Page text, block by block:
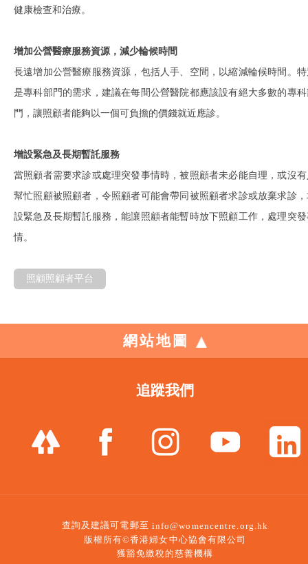
健康檢查和治療。
增加公營醫療服務資源，減少輪候時間
長遠增加公營醫療服務資源，包括人手、空間，以縮減輪候時間。
是專科部門的需求，建議在每間公營醫院都應該設有絕大多數的專
門，讓照顧者能夠以一個可負擔的價錢就近應診。
增設緊急及長期暫託服務
當照顧者需要求診或處理突發事情時，被照顧者未必能自理，或沒
幫忙照顧被照顧者，令照顧者可能會帶同被照顧者求診或放棄求診
設緊急及長期暫託服務，能讓照顧者能暫時放下照顧工作，處理突
情。
照顧照顧者平台
網站地圖
追蹤我們
查詢及建議可電郵至 info@womencentre.org.hk
版權所有©香港婦女中心協會有限公司
獲豁免繳稅的慈善機構